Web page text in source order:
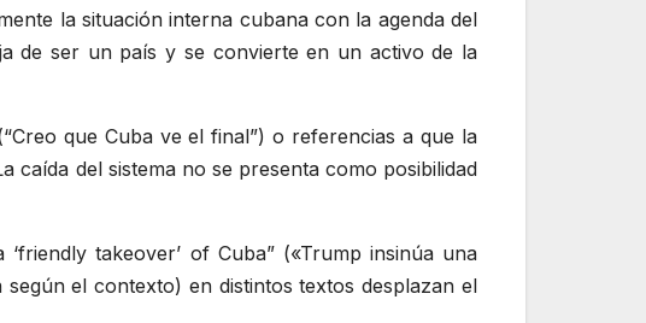
la situación interna cubana con la agenda del
de ser un país y se convierte en un activo de la
que Cuba ve el final”) o referencias a que la
caída del sistema no se presenta como posibilidad
takeover’ of Cuba” («Trump insinúa una
el contexto) en distintos textos desplazan el